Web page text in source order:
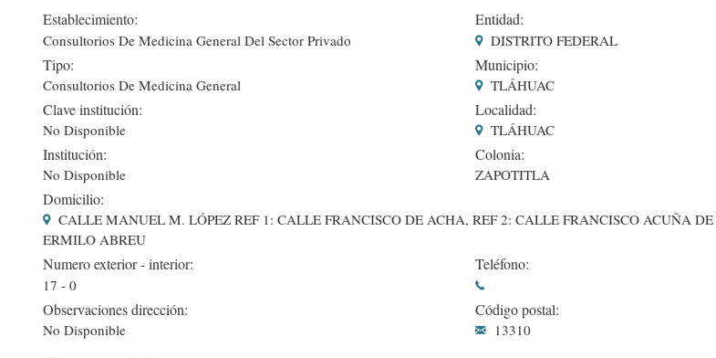
Establecimiento:
Consultorios De Medicina General Del Sector Privado
Tipo:
Consultorios De Medicina General
Clave institución:
No Disponible
Institución:
No Disponible
Entidad:
DISTRITO FEDERAL
Municipio:
TLÁHUAC
Localidad:
TLÁHUAC
Colonia:
ZAPOTITLA
Domicilio:
CALLE MANUEL M. LÓPEZ REF 1: CALLE FRANCISCO DE ACHA, REF 2: CALLE FRANCISCO ACUÑA
ERMILO ABREU
Numero exterior - interior:
17 - 0
Observaciones dirección:
No Disponible
Teléfono:
Código postal:
13310